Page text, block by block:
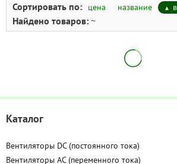
Сортировать по: цена название
Найдено товаров: ~
Каталог
Вентиляторы DC (постоянного тока)
Вентиляторы AC (переменного тока)